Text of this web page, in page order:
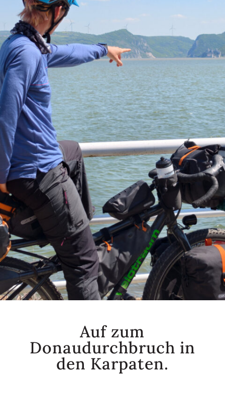
Auf zum
Donaudurchbruch in
den Karpaten.